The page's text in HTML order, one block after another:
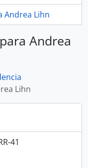
Andrea Lihn
Andrea
Lihn
41